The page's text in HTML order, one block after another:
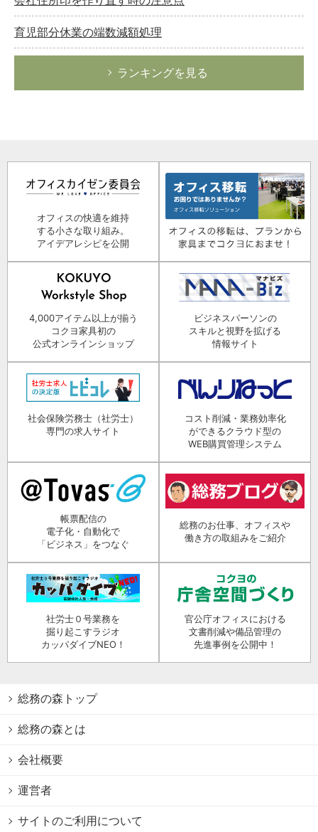
育児部分休業の端数減額処理
ランキングを見る
オフィスの快適を維持
する小さな取り組み。
アイデアレシピを公開
4,000アイテム以上が揃う
コクヨ家具初の
公式オンラインショップ
ビジネスパーソンの
スキルと視野を拡げる
情報サイト
社会保険労務士（社労士）
専門の求人サイト
コスト削減・業務効率化
ができるクラウド型の
WEB購買管理システム
帳票配信の
電子化・自動化で
「ビジネス」をつなぐ
総務のお仕事、オフィスや
働き方の取組みをご紹介
社労士０号業務を
掘り起こすラジオ
カッパダイブNEO！
官公庁オフィスにおける
文書削減や備品管理の
先進事例を公開中！
総務の森トップ
総務の森とは
会社概要
運営者
サイトのご利用について